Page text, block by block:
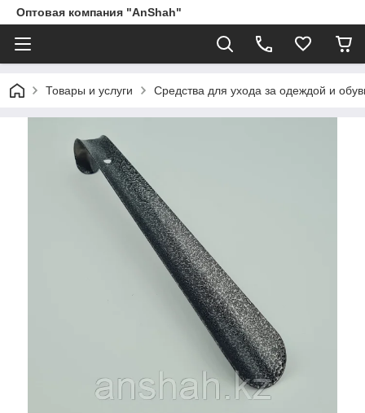
Оптовая компания "AnShah"
Товары и услуги Средства для ухода за одеждой и